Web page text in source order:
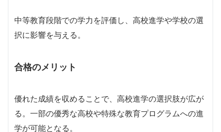
中等教育段階での学力を評価し、高校進学や学校の選
択に影響を与える。
合格のメリット
優れた成績を収めることで、高校進学の選択肢が広が
る。一部の優秀な高校や特殊な教育プログラムへの進
学が可能となる。